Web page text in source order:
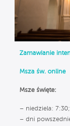
Zamawianie
Msza św. online
Msze święte:
– niedziela:
– dni